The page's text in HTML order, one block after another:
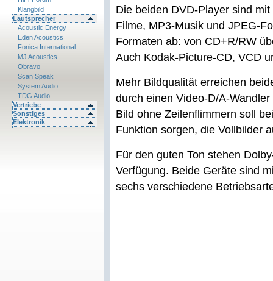
Klangbild
Lautsprecher
Acoustic Energy
Eden Acoustics
Fonica International
MJ Acoustics
Obravo
Scan Speak
System Audio
TDG Audio
Vertriebe
Sonstiges
Elektronik
Die beiden DVD-Player sind
Filme, MP3-Musik und JPEG-
Formaten ab: von CD+R/RW
Auch Kodak-Picture-CD, VCD
Mehr Bildqualität erreichen
durch einen Video-D/A-
Bild ohne Zeilenflimmern soll
Funktion sorgen, die Vollbilder
Für den guten Ton stehen
Verfügung. Beide Geräte sind
sechs verschiedene